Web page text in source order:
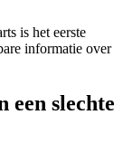
is het eerste
informatie over
een slechte